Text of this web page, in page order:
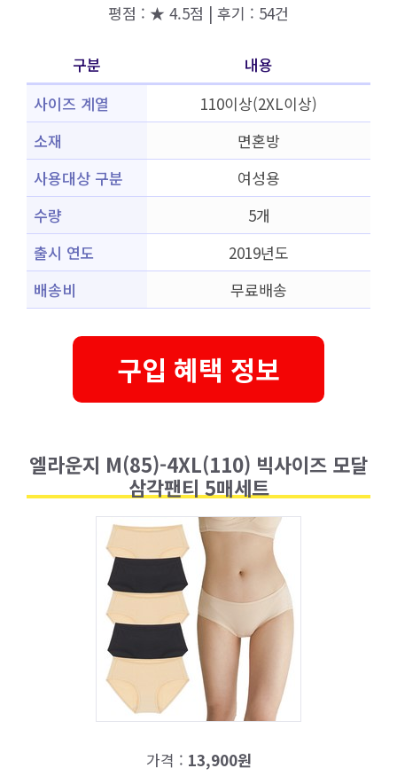
평점 : ★ 4.5점 | 후기 : 54건
구분
내용
사이즈 계열
110이상(2XL이상)
소재
면혼방
사용대상 구분
여성용
수량
5개
출시 연도
2019년도
배송비
무료배송
구입 혜택 정보
엘라운지 M(85)-4XL(110) 빅사이즈 모달
삼각팬티 5매세트
가격 : 13,900원